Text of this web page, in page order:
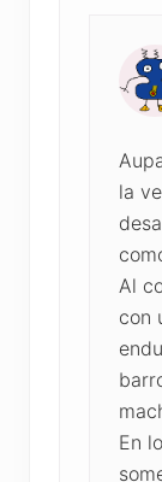
la
Al
con
En